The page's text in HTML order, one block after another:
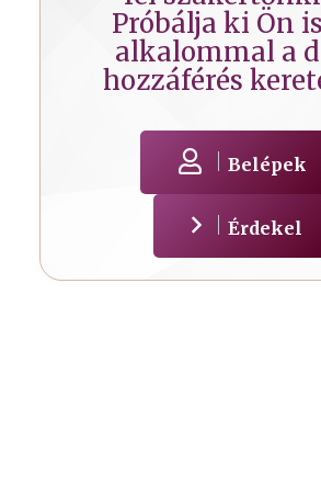
Próbálja ki Ön
alkalommal a
hozzáférés
Belépek
Érdekel